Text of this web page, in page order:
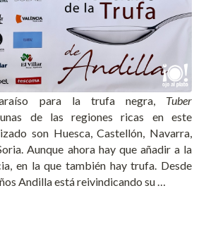
para la trufa negra, Tuber
de las regiones ricas en este
son Huesca, Castellón, Navarra,
Aunque ahora hay que añadir a la
en la que también hay trufa. Desde
Andilla está reivindicando su …